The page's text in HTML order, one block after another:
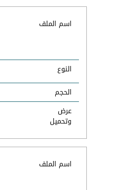
اسم الملف
النوع
الحجم
عرض
وتحميل
اسم الملف